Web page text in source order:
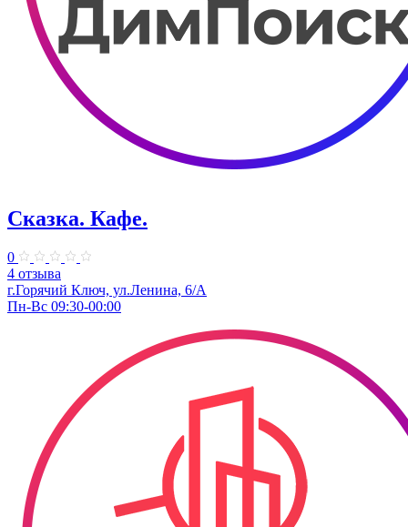
Сказка. Кафе.
0
4 отзыва
г.Горячий Ключ, ул.Ленина, 6/А
Пн-Вс 09:30-00:00